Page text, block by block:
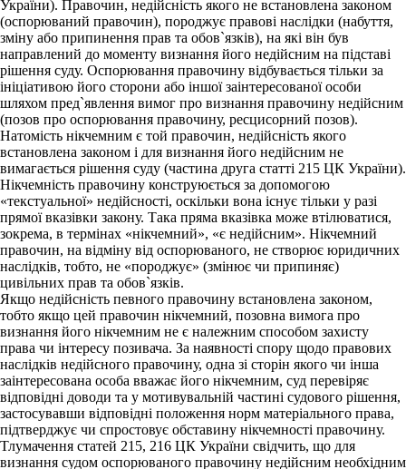
України). Правочин, недійсність якого не встановлена законом
(оспорюваний правочин), породжує правові наслідки (набуття,
зміну або припинення прав та обов`язків), на які він був
направлений до моменту визнання його недійсним на підставі
рішення суду. Оспорювання правочину відбувається тільки за
ініціативою його сторони або іншої заінтересованої особи
шляхом пред`явлення вимог про визнання правочину недійсним
(позов про оспорювання правочину, ресцисорний позов).
Натомість нікчемним є той правочин, недійсність якого
встановлена законом і для визнання його недійсним не
вимагається рішення суду (частина друга статті 215 ЦК України).
Нікчемність правочину конструюється за допомогою
«текстуальної» недійсності, оскільки вона існує тільки у разі
прямої вказівки закону. Така пряма вказівка може втілюватися,
зокрема, в термінах «нікчемний», «є недійсним». Нікчемний
правочин, на відміну від оспорюваного, не створює юридичних
наслідків, тобто, не «породжує» (змінює чи припиняє)
цивільних прав та обов`язків.
Якщо недійсність певного правочину встановлена законом,
тобто якщо цей правочин нікчемний, позовна вимога про
визнання його нікчемним не є належним способом захисту
права чи інтересу позивача. За наявності спору щодо правових
наслідків недійсного правочину, одна зі сторін якого чи інша
заінтересована особа вважає його нікчемним, суд перевіряє
відповідні доводи та у мотивувальній частині судового рішення,
застосувавши відповідні положення норм матеріального права,
підтверджує чи спростовує обставину нікчемності правочину.
Тлумачення статей 215, 216 ЦК України свідчить, що для
визнання судом оспорюваного правочину недійсним необхідним